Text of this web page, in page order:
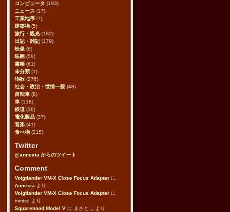
コンピュータ (193)
ニュース (17)
工業地帯 (7)
建築物 (5)
旅行・観光 (182)
日記・雑記(179)
映像 (6)
映画 (59)
書籍 (61)
未分類 (1)
物欲 (276)
社会・政治・世情一般 (48)
自転車 (8)
車 (118)
鉄道 (36)
電化製品 (37)
音楽 (41)
食べ物 (215)
Twitter
@annexia からのツイート
Comment
Voigtlander VM-X Close Focus Adapter に
Annexia より
Voigtlander VM-X Close Focus Adapter に
mmtsd より
Squarehood Model V に まさとし より